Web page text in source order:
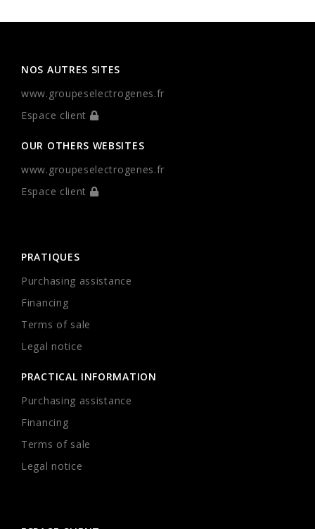
NOS AUTRES SITES
www.groupeselectrogenes.fr
Espace client
OUR OTHERS WEBSITES
www.groupeselectrogenes.fr
Espace client
PRATIQUES
Purchasing assistance
Financing
Terms of sale
Legal notice
PRACTICAL INFORMATION
Purchasing assistance
Financing
Terms of sale
Legal notice